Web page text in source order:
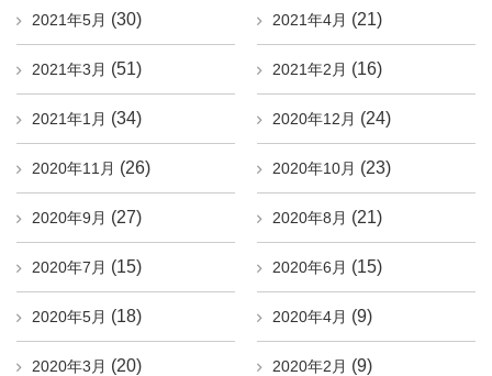
2021年5月 (30) 2021年4月 (21)
2021年3月 (51) 2021年2月 (16)
2021年1月 (34) 2020年12月 (24)
2020年11月 (26) 2020年10月 (23)
2020年9月 (27) 2020年8月 (21)
2020年7月 (15) 2020年6月 (15)
2020年5月 (18) 2020年4月 (9)
2020年3月 (20) 2020年2月 (9)